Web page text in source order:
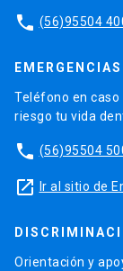
phone (56)95504
Teléfono en
riesgo tu vida
phone (56)95504
launch Ir al sitio de
Orientación y